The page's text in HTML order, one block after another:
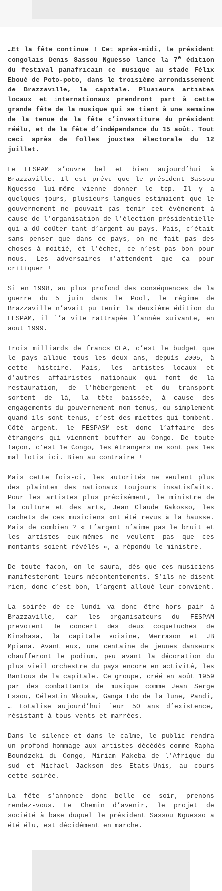
…Et la fête continue ! Cet après-midi, le président
congolais Denis Sassou Nguesso lance la 7e
édition
du festival panafricain de musique au stade Félix
Eboué de Poto-poto, dans le troisième arrondissement
de Brazzaville, la capitale. Plusieurs artistes
locaux et internationaux prendront part à cette
grande fête de la musique qui se tient à une semaine
de la tenue de la fête d’investiture du président
réélu, et de la fête d’indépendance du 15 août. Tout
ceci après de folles jouxtes électorale du 12
juillet.
Le FESPAM s’ouvre bel et bien aujourd’hui à
Brazzaville. Il est prévu que le président Sassou
Nguesso lui-même vienne donner le top. Il y a
quelques jours, plusieurs langues estimaient que le
gouvernement ne pouvait pas tenir cet événement à
cause de l’organisation de l’élection présidentielle
qui a dû coûter tant d’argent au pays. Mais, c’était
sans penser que dans ce pays, on ne fait pas des
choses à moitié, et l’échec, ce n’est pas bon pour
nous. Les adversaires n’attendent que ça pour
critiquer !
Si en 1998, au plus profond des conséquences de la
guerre du 5 juin dans le Pool, le régime de
Brazzaville n’avait pu tenir la deuxième édition du
FESPAM, il l’a vite rattrapée l’année suivante, en
aout 1999.
Trois milliards de francs CFA, c’est le budget que
le pays alloue tous les deux ans, depuis 2005, à
cette histoire. Mais, les artistes locaux et
d’autres affairistes nationaux qui font de la
restauration, de l’hébergement et du transport
sortent de là, la tête baissée, à cause des
engagements du gouvernement non tenus, ou simplement
quand ils sont tenus, c’est des miettes qui tombent.
Côté argent, le FESPASM est donc l’affaire des
étrangers qui viennent bouffer au Congo. De toute
façon, c’est le Congo, les étrangers ne sont pas les
mal lotis ici. Bien au contraire !
Mais cette fois-ci, les autorités ne veulent plus
des plaintes des nationaux toujours insatisfaits.
Pour les artistes plus précisément, le ministre de
la culture et des arts, Jean Claude Gakosso, les
cachets de ces musiciens ont été revus à la hausse.
Mais de combien ? « L’argent n’aime pas le bruit et
les artistes eux-mêmes ne veulent pas que ces
montants soient révélés », a répondu le ministre.
De toute façon, on le saura, dès que ces musiciens
manifesteront leurs mécontentements. S’ils ne disent
rien, donc c’est bon, l’argent alloué leur convient.
La soirée de ce lundi va donc être hors pair à
Brazzaville, car les organisateurs du FESPAM
prévoient le concert des deux coqueluches de
Kinshasa, la capitale voisine, Werrason et JB
Mpiana. Avant eux, une centaine de jeunes danseurs
chaufferont le podium, peu avant la décoration du
plus vieil orchestre du pays encore en activité, les
Bantous de la capitale. Ce groupe, créé en août 1959
par des combattants de musique comme Jean Serge
Essou, Célestin Nkouka, Ganga Edo de la lune, Pandi,
… totalise aujourd’hui leur 50 ans d’existence,
résistant à tous vents et marrées.
Dans le silence et dans le calme, le public rendra
un profond hommage aux artistes décédés comme Rapha
Boundzeki du Congo, Miriam Makeba de l’Afrique du
sud et Michael Jackson des Etats-Unis, au cours
cette soirée.
La fête s’annonce donc belle ce soir, prenons
rendez-vous. Le Chemin d’avenir, le projet de
société à base duquel le président Sassou Nguesso a
été élu, est décidément en marche.